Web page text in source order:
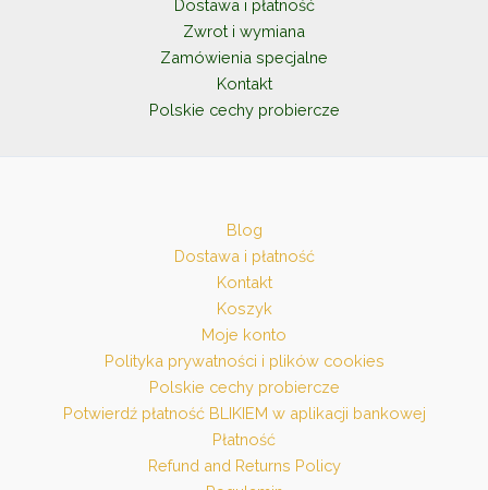
Dostawa i płatność
Zwrot i wymiana
Zamówienia specjalne
Kontakt
Polskie cechy probiercze
Blog
Dostawa i płatność
Kontakt
Koszyk
Moje konto
Polityka prywatności i plików cookies
Polskie cechy probiercze
Potwierdź płatność BLIKIEM w aplikacji bankowej
Płatność
Refund and Returns Policy